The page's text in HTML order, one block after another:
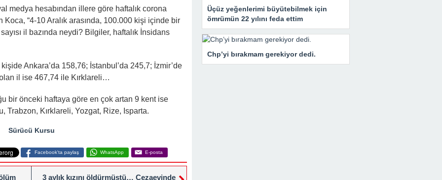
medya hesabından illere göre haftalık corona
Koca, “4-10 Aralık arasında, 100.000 kişi içinde bir
il bazında neydi? Bilgiler, haftalık İnsidans
Ankara’da 158,76; İstanbul’da 245,7; İzmir’de
il ise 467,74 ile Kırklareli…
bir önceki haftaya göre en çok artan 9 kent ise
Trabzon, Kırklareli, Yozgat, Rize, Isparta.
Sürücü Kursu
Facebook'ta paylaş WhatsApp E-posta
3 aylık kızını öldürmüştü… Cezaevinde
Üçüz yeğenlerimi büyütebilmek için
ömrümün 22 yılını feda ettim
Chp’yi bırakmam gerekiyor dedi.